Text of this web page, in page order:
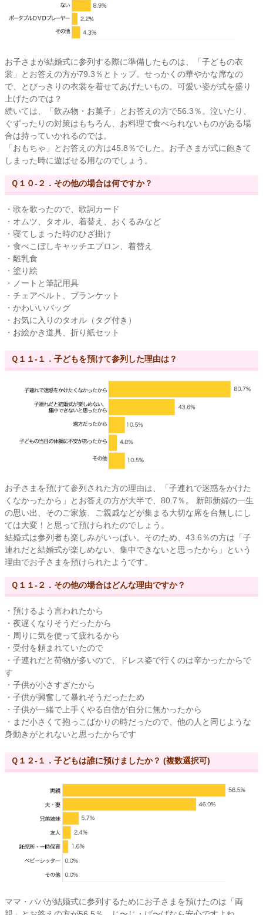
お子さまが結婚式に参列する際に準備したものは、「子どもの衣
裳」とお答えの方が79.3％とトップ。せっかくの華やかな席なの
で、とびっきりの衣裳を着せてあげたいもの。可愛い姿が式を盛り
上げたのでは？
続いては、「飲み物・お菓子」とお答えの方で56.3％。泣いたり、
ぐずったりの対策はもちろん、お料理で食べられないものがある場
合は持っていかれるのでは。
「おもちゃ」とお答えの方は45.8％でした。お子さまが式に飽きて
しまった時に遊ばせる用なのでしょう。
Ｑ１０-２．その他の場合は何ですか？
・歌を歌ったので、歌詞カード
・オムツ、タオル、着替え、おくるみなど
・寝てしまった時のひざ掛け
・食べこぼしキャッチエプロン、着替え
・離乳食
・塗り絵
・ノートと筆記用具
・チェアベルト、ブランケット
・かわいいバッグ
・お気に入りのタオル（タグ付き）
・お絵かき道具、折り紙セット
Ｑ１１-１．子どもを預けて参列した理由は？
お子さまを預けて参列された方の理由は、「子連れで迷惑をかけた
くなかったから」とお答えの方が大半で、80.7％。 新郎新婦の一生
の思い出、そのご家族、ご親戚などが集まる大切な席を台無しにし
ては大変！と思って預けられたのでしょう。
結婚式は参列者も楽しみがいっぱい。そのため、43.6％の方は「子
連れだと結婚式が楽しめない、集中できないと思ったから」という
理由でお子さまを預けられたようです。
Ｑ１１-２．その他の場合はどんな理由ですか？
・預けるよう言われたから
・夜遅くなりそうだったから
・周りに気を使って疲れるから
・受付を頼まれていたので
・子連れだと荷物が多いので、ドレス姿で行くのは辛かったからで
す
・子供が小さすぎたから
・子供が興奮して暴れそうだったため
・子供が一緒で上手くやる自信が自分に無かったから
・まだ小さくて抱っこばかりの時だったので、他の人と同じような
身動きがとれないと思ったからです
Ｑ１２-１．子どもは誰に預けましたか？ (複数選択可)
ママ・パパが結婚式に参列するためにお子さまを預けたのは「両